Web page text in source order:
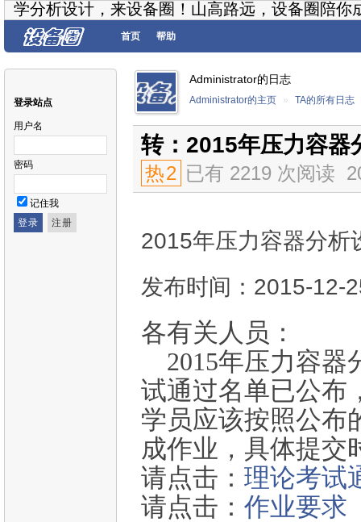
学分析设计，来设备圈！山高路远，设备圈陪你
首页 帮助
登录站点
用户名
密码
记住我
Administrator的日志
Administrator的主页 » TA的所有日志
转：2015年压力容器
热2 已有 2219 次阅读
2015年压力容器分析
发布时间：2015-
各有关人员：
2015年压力容器
试通过名单已公布
学员应该按照公布
成作业，具体提交
请点击： 理论考试
请点击： 作业要求